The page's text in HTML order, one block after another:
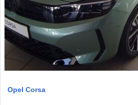
Opel Corsa